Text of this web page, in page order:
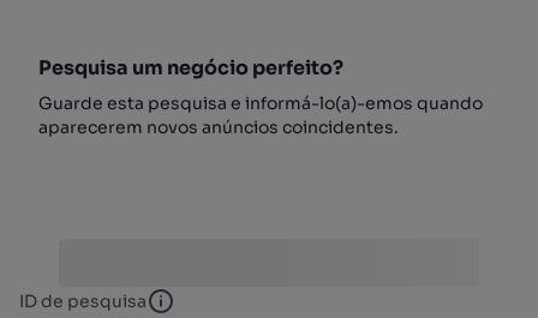
Pesquisa um negócio perfeito?
Guarde esta pesquisa e informá-lo(a)-emos quando
aparecerem novos anúncios coincidentes.
ID de pesquisa ID de pesquisa